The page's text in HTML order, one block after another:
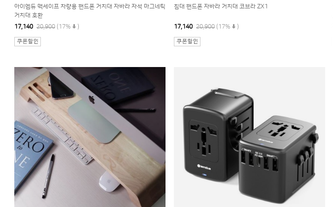
아이엠듀 맥세이프 차량용 핸드폰 거치대 자바라 자석 마그네틱
거치대 호환
17,140 20,900 (17% )
침대 핸드폰 자바라 거치대 코브라 ZX1
17,140 20,900 (17% )